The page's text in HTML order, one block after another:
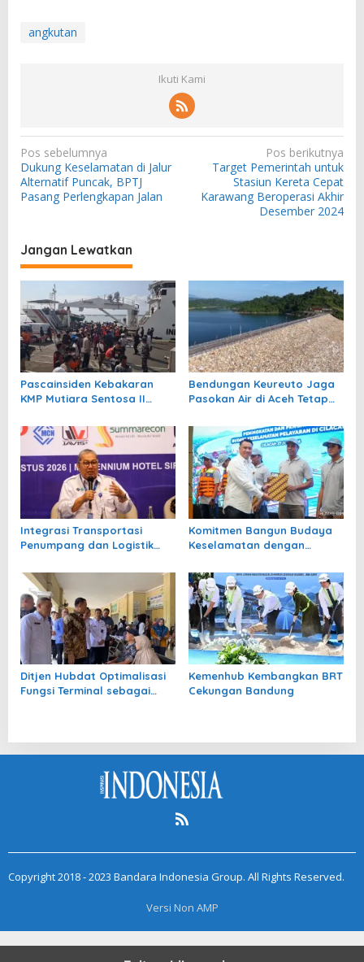
angkutan
Ikuti Kami
N
a
v
g
a
s
i
p
o
s
Pos sebelumnya
Dukung Keselamatan di Jalur
Alternatif Puncak, BPTJ
Pasang Perlengkapan Jalan
Pos berikutnya
Target Pemerintah untuk
Stasiun Kereta Cepat
Karawang Beroperasi Akhir
Desember 2024
Jangan Lewatkan
Pascainsiden Kebakaran
KMP Mutiara Sentosa II
Manajemen Keselamatan
oleh Kemenhub
Bendungan Keureuto Jaga
Pasokan Air di Aceh Tetap
Integrasi Transportasi
Penumpang dan Logistik
Sistranas
Komitmen Bangun Budaya
Keselamatan dengan
Kampanye Pelayaran
Ditjen Hubdat Optimalisasi
Fungsi Terminal sebagai
Kemenhub Kembangkan BRT
Cekungan Bandung
Copyright 2018 - 2023 Bandara Indonesia Group. All Rights Reserved.
Versi Non AMP